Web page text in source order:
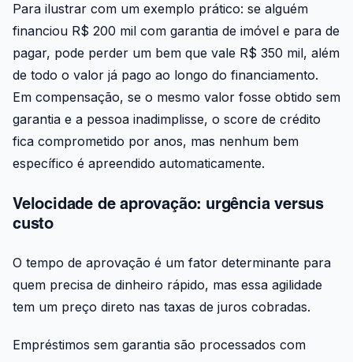
Para ilustrar com um exemplo prático: se alguém
financiou R$ 200 mil com garantia de imóvel e para de
pagar, pode perder um bem que vale R$ 350 mil, além
de todo o valor já pago ao longo do financiamento.
Em compensação, se o mesmo valor fosse obtido sem
garantia e a pessoa inadimplisse, o score de crédito
fica comprometido por anos, mas nenhum bem
específico é apreendido automaticamente.
Velocidade de aprovação: urgência versus
custo
O tempo de aprovação é um fator determinante para
quem precisa de dinheiro rápido, mas essa agilidade
tem um preço direto nas taxas de juros cobradas.
Empréstimos sem garantia são processados com